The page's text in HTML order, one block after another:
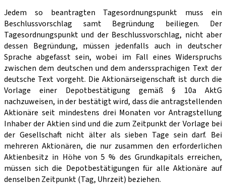
Jedem so beantragten Tagesordnungspunkt muss ein
Beschlussvorschlag samt Begründung beiliegen. Der
Tagesordnungspunkt und der Beschlussvorschlag, nicht aber
dessen Begründung, müssen jedenfalls auch in deutscher
Sprache abgefasst sein, wobei im Fall eines Widerspruchs
zwischen dem deutschen und dem anderssprachigen Text der
deutsche Text vorgeht. Die Aktionärseigenschaft ist durch die
Vorlage einer Depotbestätigung gemäß § 10a AktG
nachzuweisen, in der bestätigt wird, dass die antragstellenden
Aktionäre seit mindestens drei Monaten vor Antragstellung
Inhaber der Aktien sind und die zum Zeitpunkt der Vorlage bei
der Gesellschaft nicht älter als sieben Tage sein darf. Bei
mehreren Aktionären, die nur zusammen den erforderlichen
Aktienbesitz in Höhe von 5 % des Grundkapitals erreichen,
müssen sich die Depotbestätigungen für alle Aktionäre auf
denselben Zeitpunkt (Tag, Uhrzeit) beziehen.